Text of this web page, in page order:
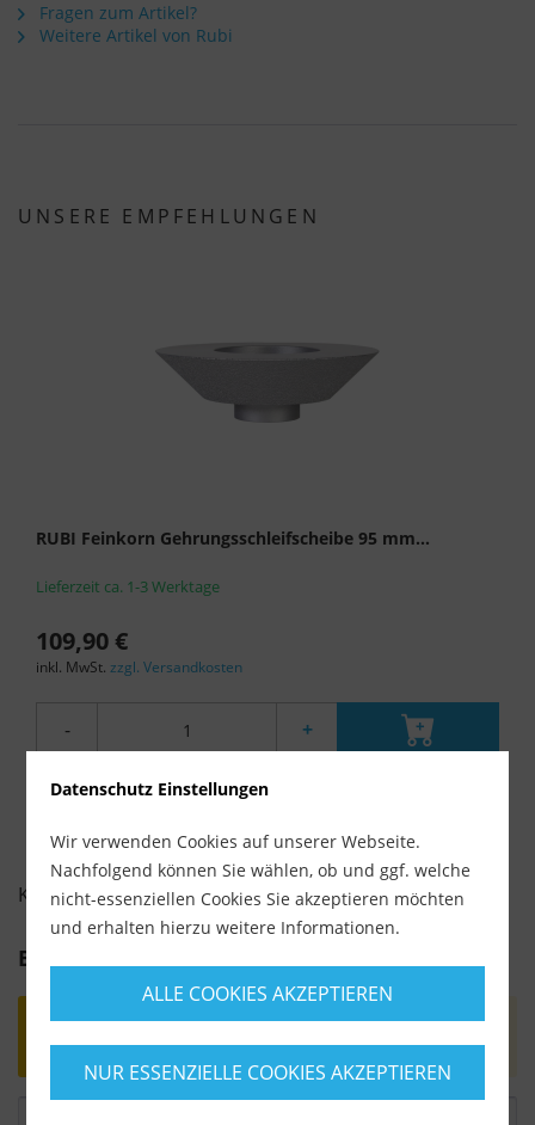
Fragen zum Artikel?
Weitere Artikel von Rubi
UNSERE EMPFEHLUNGEN
RUBI Feinkorn Gehrungsschleifscheibe 95 mm...
Lieferzeit ca. 1-3 Werktage
109,90 €
inkl. MwSt. zzgl. Versandkosten
- +
KUNDENBEWERTUNGEN FÜR
Bewertung schreiben
Bewertungen werden nach Überprüfung
freigeschaltet.
Datenschutz Einstellungen
Wir verwenden Cookies auf unserer Webseite.
Nachfolgend können Sie wählen, ob und ggf. welche
nicht-essenziellen Cookies Sie akzeptieren möchten
und erhalten hierzu weitere Informationen.
ALLE COOKIES AKZEPTIEREN
NUR ESSENZIELLE COOKIES AKZEPTIEREN